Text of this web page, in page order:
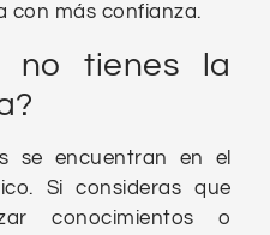
con más confianza.
no tienes la
se encuentran en el
Si consideras que
conocimientos o